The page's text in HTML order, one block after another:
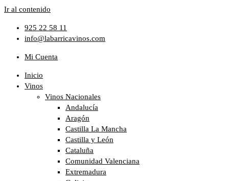
Ir al contenido
925 22 58 11
info@labarricavinos.com
Mi Cuenta
Inicio
Vinos
Vinos Nacionales
Andalucía
Aragón
Castilla La Mancha
Castilla y León
Cataluña
Comunidad Valenciana
Extremadura